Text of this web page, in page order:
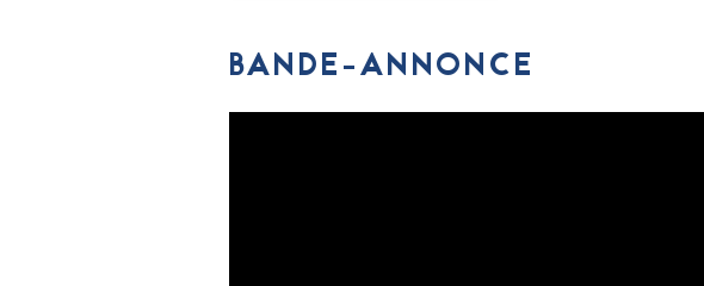
BANDE-ANNONCE